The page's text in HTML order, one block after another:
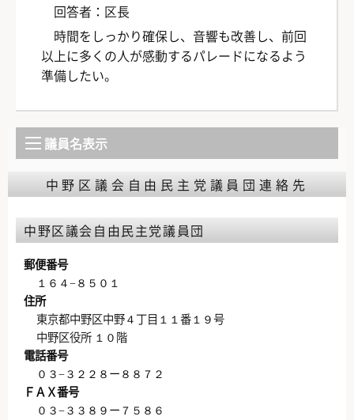
回答者：区長
時間をしっかり確保し、音響も改善し、前回
以上に多くの人が感動するパレードになるよう
準備したい。
議員名表示
中野区議会自由民主党議員団連絡先
中野区議会自由民主党議員団
郵便番号
１６４−８５０１
住所
東京都中野区中野４丁目１１番１９号
中野区役所 １０階
電話番号
０３−３２２８ー８８７２
ＦＡＸ番号
０３−３３８９ー７５８６